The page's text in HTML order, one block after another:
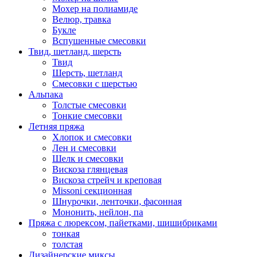
Мохер на полиамиде
Велюр, травка
Букле
Вспушенные смесовки
Твид, шетланд, шерсть
Твид
Шерсть, шетланд
Смесовки с шерстью
Альпака
Толстые смесовки
Тонкие смесовки
Летняя пряжа
Хлопок и смесовки
Лен и смесовки
Шелк и смесовки
Вискоза глянцевая
Вискоза стрейч и креповая
Missoni секционная
Шнурочки, ленточки, фасонная
Мононить, нейлон, па
Пряжа с люрексом, пайетками, шишибриками
тонкая
толстая
Дизайнерские миксы